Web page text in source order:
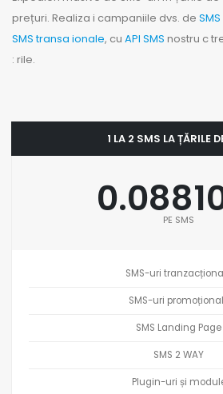
prețuri. Realiza i campaniile dvs. de
SMS transa ionale, cu API SMS nostru c
: rile.
1 LA 2 SMS LA ȚĂRILE
PE SMS
SMS-uri
SMS-uri
SMS Landing Page
SMS 2 WAY
Plugin-uri și